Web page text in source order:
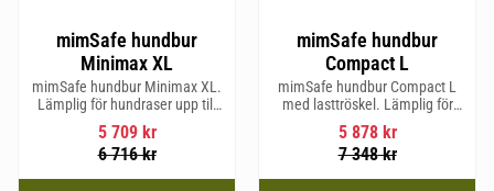
mimSafe hundbur
Minimax XL
mimSafe hundbur Minimax XL.
Lämplig för hundraser upp till
38 cm i mankhöjd.
5 709kr
6 716kr
mimSafe hundbur
Compact L
mimSafe hundbur Compact L
med lasttröskel. Lämplig för
hundraser upp till 58 cm i
mankhöjd.
5 878kr
7 348kr